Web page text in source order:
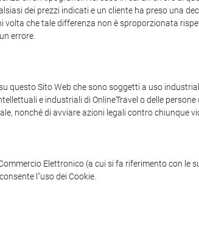
dei prezzi indicati e un cliente ha preso una
che tale differenza non è sproporzionata
errore.
questo Sito Web che sono soggetti a uso
e industriali di OnlineTravel o delle persone
nonché di avviare azioni legali contro chiunque
Elettronico (a cui si fa riferimento con le
l"uso dei Cookie.